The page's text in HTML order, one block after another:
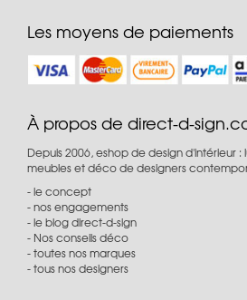
Les moyens de paiements
À propos de direct-d-
Depuis 2006, eshop de design d'intérieur :
meubles et déco de designers
le concept
nos engagements
le blog direct-d-sign
Nos conseils déco
toutes nos marques
tous nos designers